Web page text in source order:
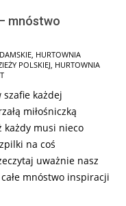
mnóstwo
HURTOWNIA
POLSKIEJ HURTOWNIA
szafie każdej
miłośniczką
każdy musi nieco
na coś
uważnie nasz
mnóstwo inspiracji